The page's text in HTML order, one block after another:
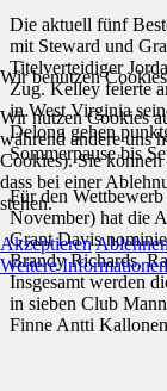
Die aktuell fünf
mit Steward und
Titelverteidiger
Zug. Kelley feierte
in West Virginia
Delong gehen
Sommerpause bis
Für den
November) hat die
Grant Davis
Brandy Richards,
Insgesamt werden
in sieben Club
Finne Antti
Wir benutzen Cookies
Wir nutzen Cookies
während andere uns
Cookies). Sie können
dass bei einer
stehen.
Akzeptieren
Weitere Informationen